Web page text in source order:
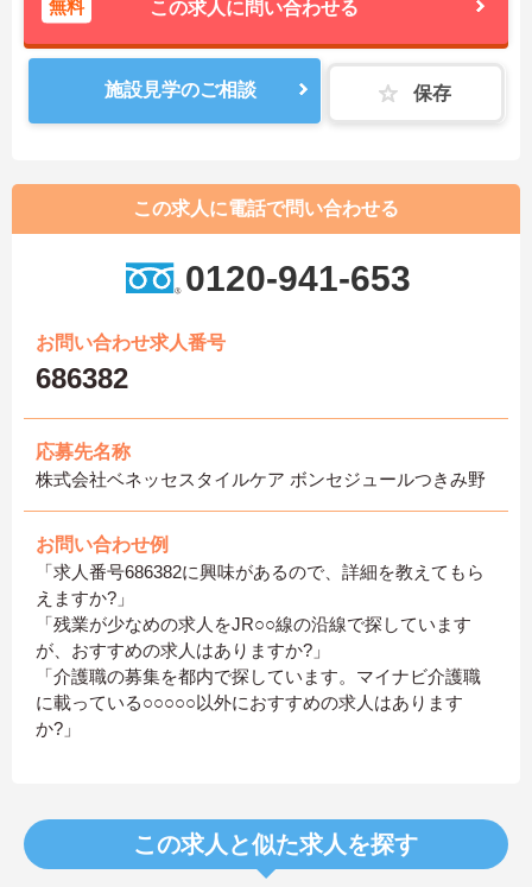
無料 この求人に問い合わせる
施設見学のご相談 保存
この求人に電話で問い合わせる
0120-941-653
お問い合わせ求人番号
686382
応募先名称
株式会社ベネッセスタイルケア ボンセジュールつきみ野
お問い合わせ例
「求人番号686382に興味があるので、詳細を教えてもら
えますか?」
「残業が少なめの求人をJR○○線の沿線で探しています
が、おすすめの求人はありますか?」
「介護職の募集を都内で探しています。マイナビ介護職
に載っている○○○○○以外におすすめの求人はあります
か?」
この求人と似た求人を探す